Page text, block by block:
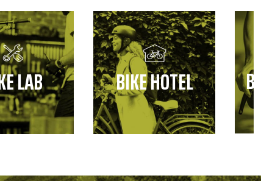
LAB BIKE HOTEL